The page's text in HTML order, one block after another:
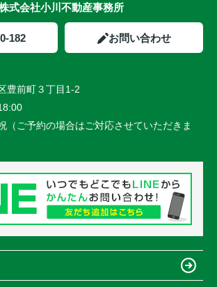
式会社小川不動産事務所
182 お問い合わせ
豊前町３丁目1-2
（ご予約の場合はご対応させていただきま